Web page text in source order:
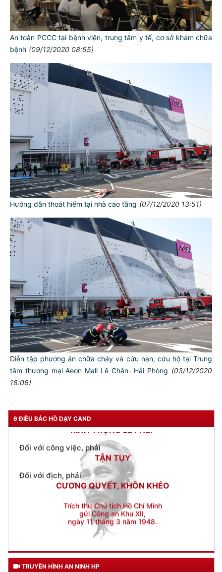
An toàn PCCC tại bệnh viện, trung tâm y tế, cơ sở khám chữa
bệnh (09/12/2020 08:55)
Hướng dẫn thoát hiểm tại nhà cao tầng (07/12/2020 13:51)
Diễn tập phương án chữa cháy và cứu nạn, cứu hộ tại Trung
tâm thương mại Aeon Mall Lê Chân- Hải Phòng (03/12/2020
18:06)
6 ĐIỀU BÁC HỒ DẠY CAND
TƯ CÁCH
NGƯỜI CÔNG AN CÁCH MỆNH LÀ:
Đối với tự mình, phải
CẦN, KIỆM, LIÊM, CHÍNH
Đối với đồng sự, phải
THÂN ÁI GIÚP ĐỠ
Đối với chính phủ, phải
TUYỆT ĐỐI TRUNG THÀNH
Đối với nhân dân, phải
Đối với công việc, phải
TẬN TỤY
Đối với địch, phải
CƯƠNG QUYẾT, KHÔN KHÉO
Trích thư Chủ tịch Hồ Chí Minh
gửi Công an Khu XII,
ngày 11 tháng 3 năm 1948.
TRUYỀN HÌNH AN NINH HP